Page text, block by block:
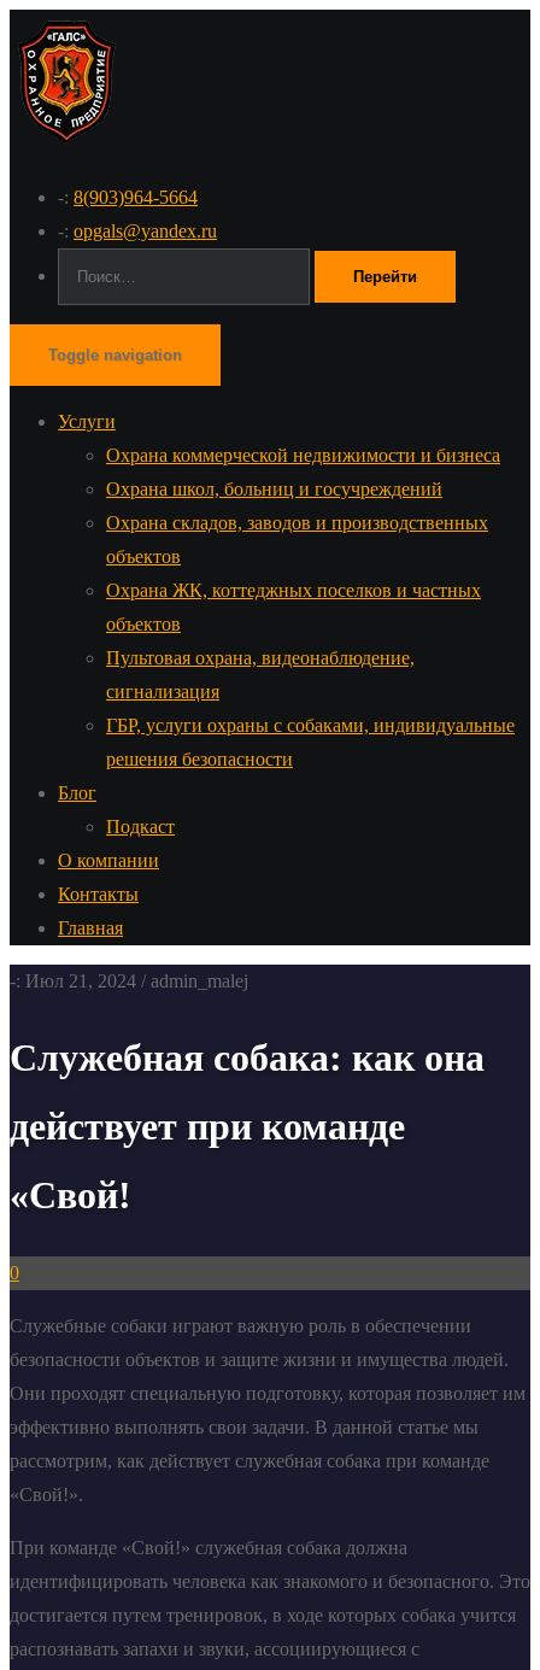
-: 8(903)964-5664
-: opgals@yandex.ru
Toggle navigation
Услуги
Охрана коммерческой недвижимости и бизнеса
Охрана школ, больниц и госучреждений
Охрана складов, заводов и производственных
объектов
Охрана ЖК, коттеджных поселков и частных
объектов
Пультовая охрана, видеонаблюдение,
сигнализация
ГБР, услуги охраны с собаками, индивидуальные
решения безопасности
Блог
Подкаст
О компании
Контакты
Главная
-: Июл 21, 2024 / admin_malej
Служебная собака: как она
действует при команде
«Свой!
0
Служебные собаки играют важную роль в обеспечении
безопасности объектов и защите жизни и имущества людей.
Они проходят специальную подготовку, которая позволяет им
эффективно выполнять свои задачи. В данной статье мы
рассмотрим, как действует служебная собака при команде
«Свой!».
При команде «Свой!» служебная собака должна
идентифицировать человека как знакомого и безопасного. Это
достигается путем тренировок, в ходе которых собака учится
распознавать запахи и звуки, ассоциирующиеся с